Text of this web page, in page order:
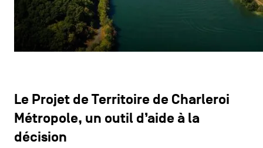
Le Projet de Territoire de Charleroi
Métropole, un outil d’aide à la
décision